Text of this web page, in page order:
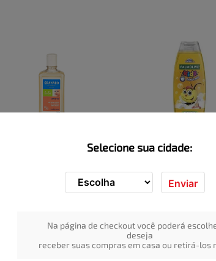
Selecione sua cidade:
Enviar
Na página de checkout você poderá
deseja
receber suas compras em casa ou retirá-los
Shampoo Infantil Granado
Shampoo para crianças